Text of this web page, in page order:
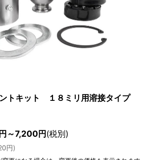
トキット １８ミリ用溶接タイプ
円～7,200円(税別)
円)